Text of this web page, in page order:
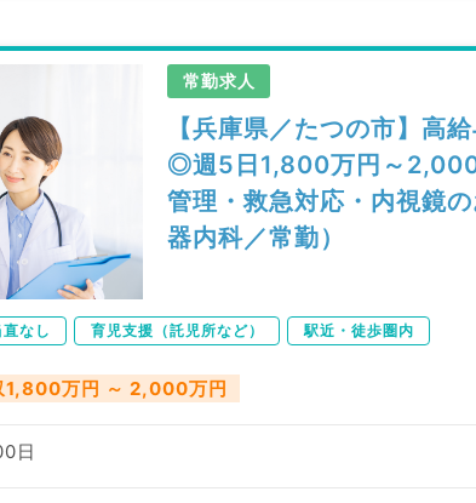
常勤求人
【兵庫県／たつの市】高
◎週5日1,800万円～
管理・救急対応・内視鏡
器内科／常勤）
直なし 育児支援（託児所など） 駅近・徒歩圏内
1,800万円 ～ 2,000万円
日